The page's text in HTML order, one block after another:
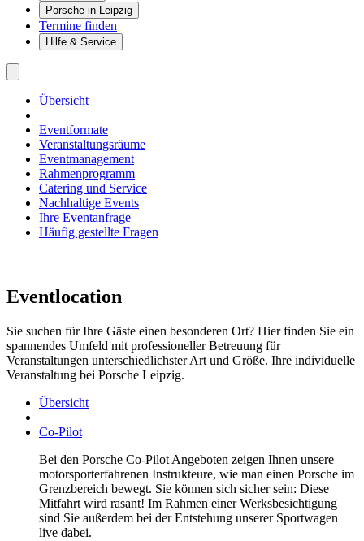
Porsche in Leipzig
Termine finden
Hilfe & Service
Übersicht
Eventformate
Veranstaltungsräume
Eventmanagement
Rahmenprogramm
Catering und Service
Nachhaltige Events
Ihre Eventanfrage
Häufig gestellte Fragen
Eventlocation
Sie suchen für Ihre Gäste einen besonderen Ort? Hier finden Sie ein
spannendes Umfeld mit professioneller Betreuung für
Veranstaltungen unterschiedlichster Art und Größe. Ihre individuelle
Veranstaltung bei Porsche Leipzig.
Übersicht
Co-Pilot
Bei den Porsche Co-Pilot Angeboten zeigen Ihnen unsere
motorsporterfahrenen Instrukteure, wie man einen Porsche im
Grenzbereich bewegt. Sie können sich sicher sein: Diese
Mitfahrt wird rasant! Im Rahmen einer Werksbesichtigung
sind Sie außerdem bei der Entstehung unserer Sportwagen
live dabei.